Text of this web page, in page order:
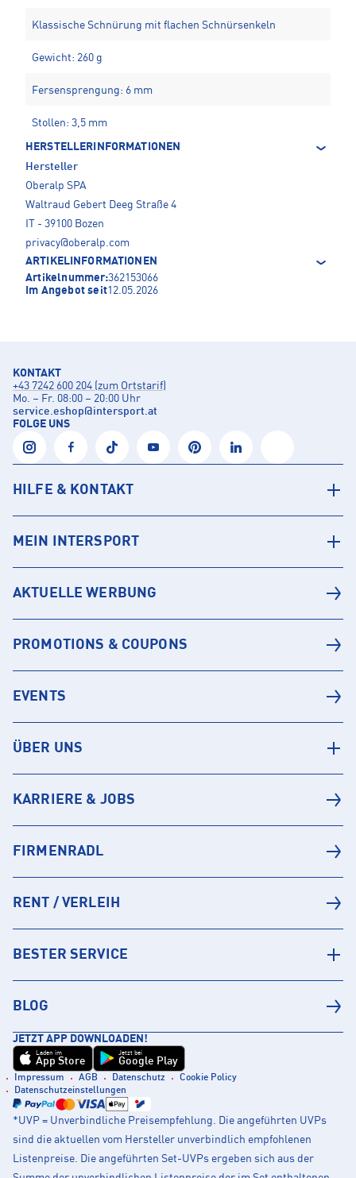
Klassische Schnürung mit flachen Schnürsenkeln
Gewicht: 260 g
Fersensprengung: 6 mm
Stollen: 3,5 mm
HERSTELLERINFORMATIONEN
Hersteller
Oberalp SPA
Waltraud Gebert Deeg Straße 4
IT - 39100 Bozen
privacy@oberalp.com
ARTIKELINFORMATIONEN
Artikelnummer:362153066
Im Angebot seit12.05.2026
KONTAKT
+43 7242 600 204 (zum Ortstarif)
Mo. – Fr. 08:00 – 20:00 Uhr
service.eshop@intersport.at
FOLGE UNS
HILFE & KONTAKT
MEIN INTERSPORT
AKTUELLE WERBUNG
PROMOTIONS & COUPONS
EVENTS
ÜBER UNS
KARRIERE & JOBS
FIRMENRADL
RENT / VERLEIH
BESTER SERVICE
BLOG
JETZT APP DOWNLOADEN!
Laden im
App Store
Jetzt bei
Google Play
Impressum AGB Datenschutz
Cookie Policy
Datenschutzeinstellungen
*UVP = Unverbindliche Preisempfehlung. Die angeführten UVPs
sind die aktuellen vom Hersteller unverbindlich empfohlenen
Listenpreise. Die angeführten Set-UVPs ergeben sich aus der